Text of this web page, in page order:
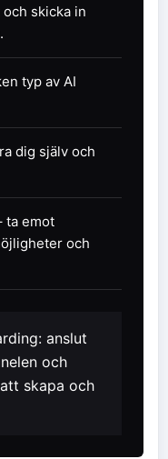
skicka in
typ av AI
dig själv och
ta emot
och
anslut
och
skapa och